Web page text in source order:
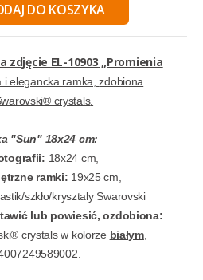
DO KOSZYKA
zdjęcie EL-10903 „Promienia
i elegancka ramka,zdobiona
crystals.
"Sun" 18x24 cm:
18x24 cm,
ramki: 19x25 cm,
szkło/krysztaly Swarovski
lub powiesić, ozdobiona:
crystals w kolorze białym,